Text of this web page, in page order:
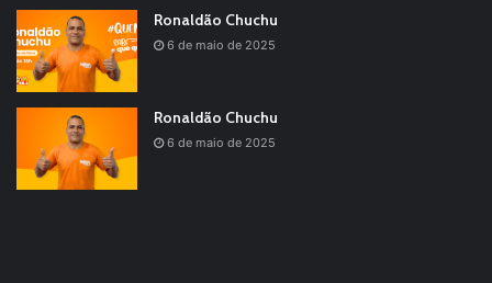
Ronaldão Chuchu
6 de maio de 2025
Ronaldão Chuchu
6 de maio de 2025